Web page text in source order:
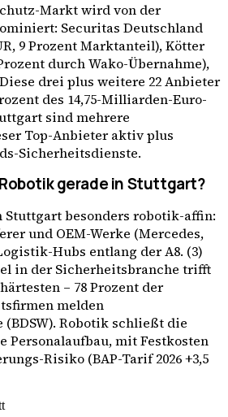
Markt wird von der
Securitas Deutschland
9 Prozent Marktanteil), Kötter
durch Wako-Übernahme),
Diese drei plus weitere 22 Anbieter
des 14,75-Milliarden-Euro-
sind mehrere
Top-Anbieter aktiv plus
Sicherheitsdienste.
gerade in Stuttgart?
Stuttgart besonders robotik-affin:
und OEM-Werke (Mercedes,
Hubs entlang der A8. (3)
in der Sicherheitsbranche trifft
– 78 Prozent der
melden
(BDSW). Robotik schließt die
Personalaufbau, mit Festkosten
Risiko (BAP-Tarif 2026 +3,5